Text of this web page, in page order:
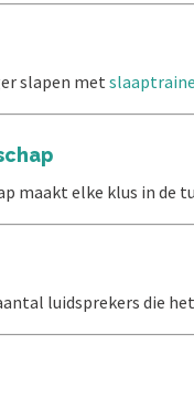
slapen met
maakt elke klus in de
luidsprekers die